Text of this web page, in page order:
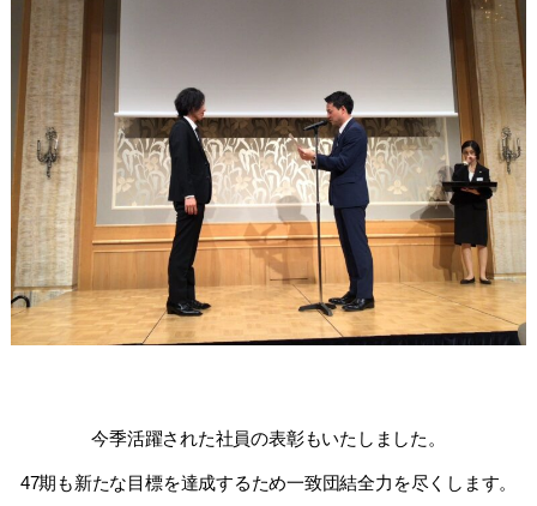
今季活躍された社員の表彰もいたしました。
47期も新たな目標を達成するため一致団結全力を尽くします。